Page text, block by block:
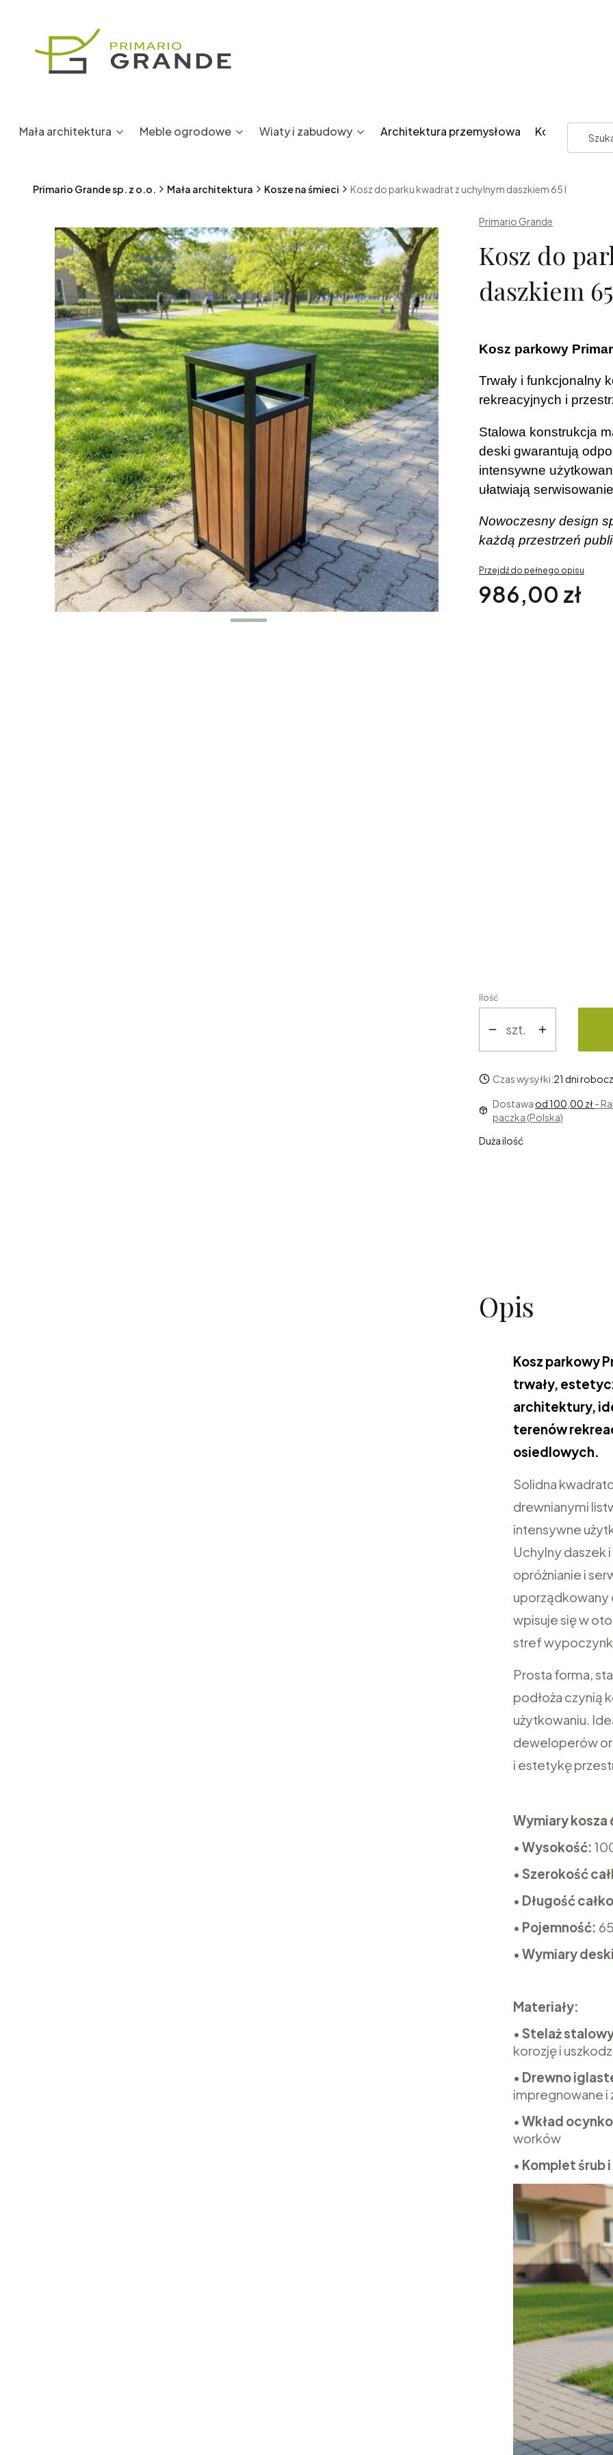
Mała architektura Meble ogrodowe Wiaty i zabudowy Architektura przemysłowa Kontakt
Primario Grande sp. z o.o. Mała architektura Kosze na śmieci Kosz do parku kwadrat z uchylnym daszkiem 65 l
Primario Grande
Kosz do
daszkiem
Kosz parkowy
Trwały i funkcjonalny
rekreacyjnych i
Stalowa konstrukcja
deski gwarantują
intensywne
ułatwiają
Nowoczesny design
każdą przestrzeń
Przejdź do pełnego opisu
Cena
986,00 zł
Ilość
szt.
Czas wysyłki:21 dni
Dostawa od 100,00 zł-
paczka (Polska)
Duża ilość
Opis
Kosz parkowy
trwały,
architektury,
terenów
osiedlowych.
Solidna
drewnianymi
intensywne
Uchylny daszek
opróżnianie i
uporządkowany
wpisuje się w
stref
Prosta forma,
podłoża czynią
użytkowaniu.
deweloperów
i estetykę
Wymiary kosza
• Wysokość:
• Szerokość
• Długość
• Pojemność:
• Wymiary
Materiały:
• Stelaż
korozję i
• Drewno
impregnowane
• Wkład
worków
• Komplet śrub